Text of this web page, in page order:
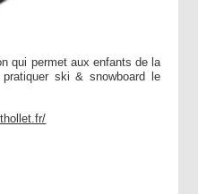
qui permet aux enfants de la
ski & snowboard le